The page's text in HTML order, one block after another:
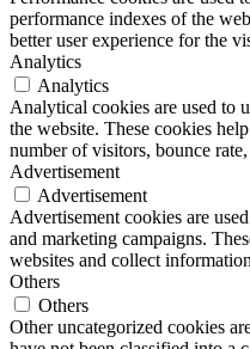
performance indexes of the
better user experience for the
Analytics
Analytics
Analytical cookies are used to
the website. These cookies
number of visitors, bounce
Advertisement
Advertisement
Advertisement cookies are
and marketing campaigns.
websites and collect
Others
Others
Other uncategorized cookies